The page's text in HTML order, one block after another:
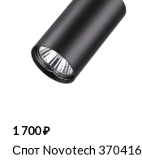
1 700
Спот Novotech 370416